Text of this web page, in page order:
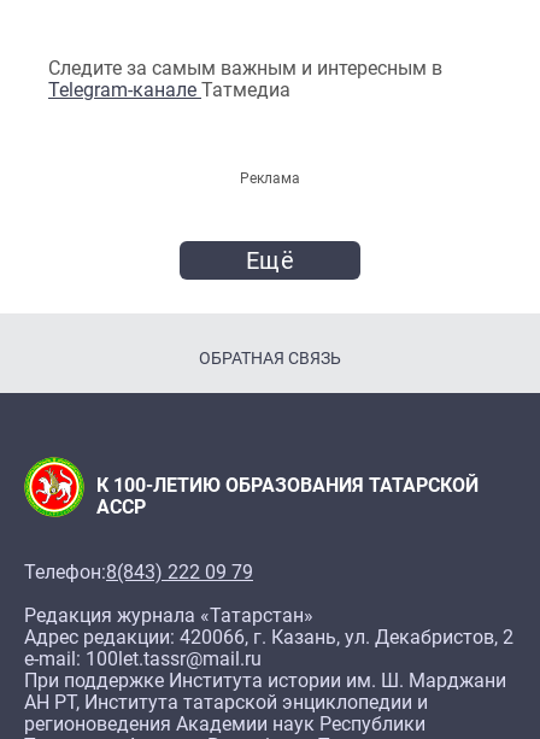
Следите за самым важным и интересным в
Telegram-канале Татмедиа
Реклама
Ещё
ОБРАТНАЯ СВЯЗЬ
К 100-ЛЕТИЮ ОБРАЗОВАНИЯ ТАТАРСКОЙ
АССР
Телефон:8(843) 222 09 79
Редакция журнала «Татарстан»
Адрес редакции: 420066, г. Казань, ул. Декабристов, 2
e-mail: 100let.tassr@mail.ru
При поддержке Института истории им. Ш. Марджани
АН РТ, Института татарской энциклопедии и
регионоведения Академии наук Республики